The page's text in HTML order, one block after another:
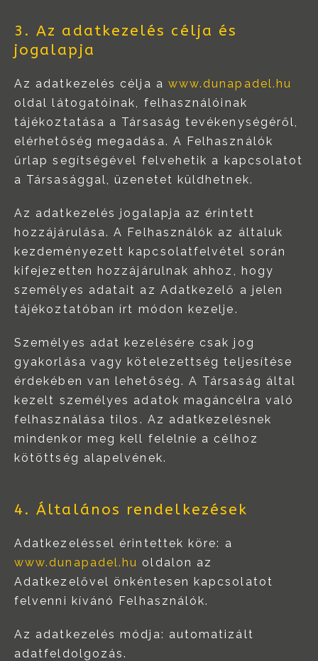
3. Az adatkezelés célja és
jogalapja
Az adatkezelés célja a www.dunapadel.hu
oldal látogatóinak, felhasználóinak
tájékoztatása a Társaság tevékenységéről,
elérhetőség megadása. A Felhasználók
űrlap segítségével felvehetik a kapcsolatot
a Társasággal, üzenetet küldhetnek.
Az adatkezelés jogalapja az érintett
hozzájárulása. A Felhasználók az általuk
kezdeményezett kapcsolatfelvétel során
kifejezetten hozzájárulnak ahhoz, hogy
személyes adatait az Adatkezelő a jelen
tájékoztatóban írt módon kezelje.
Személyes adat kezelésére csak jog
gyakorlása vagy kötelezettség teljesítése
érdekében van lehetőség. A Társaság által
kezelt személyes adatok magáncélra való
felhasználása tilos. Az adatkezelésnek
mindenkor meg kell felelnie a célhoz
kötöttség alapelvének.
4. Általános rendelkezések
Adatkezeléssel érintettek köre: a
www.dunapadel.hu oldalon az
Adatkezelővel önkéntesen kapcsolatot
felvenni kívánó Felhasználók.
Az adatkezelés módja: automatizált
adatfeldolgozás.